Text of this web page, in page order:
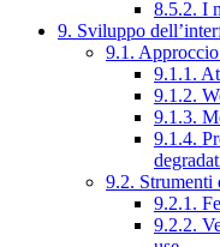
8.5.2. I
9. Sviluppo
9.1.
9.1.1.
9.1.2.
9.1.3.
9.1.4.
9.2. Strumenti
9.2.1.
9.2.2.